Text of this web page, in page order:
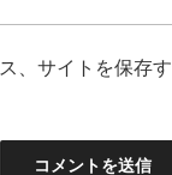
、サイトを保存す